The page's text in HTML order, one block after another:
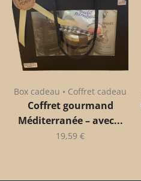
Box cadeau • Coffret cadeau
Coffret gourmand
Méditerranée – avec...
19,59 €